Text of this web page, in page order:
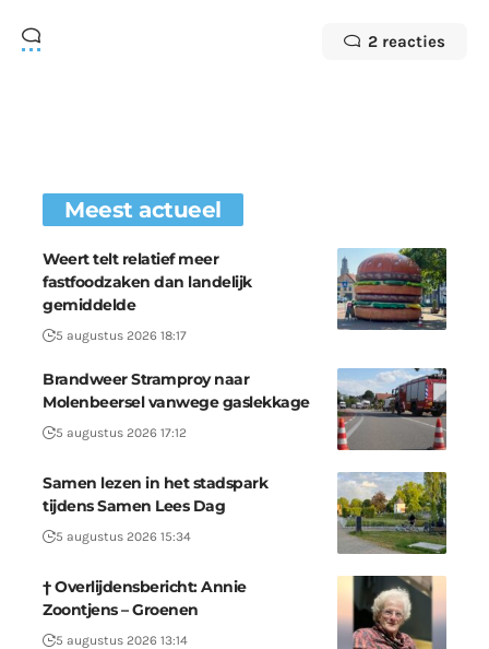
2 reacties
Meest actueel
Weert telt relatief meer
fastfoodzaken dan landelijk
gemiddelde
5 augustus 2026 18:17
Brandweer Stramproy naar
Molenbeersel vanwege gaslekkage
5 augustus 2026 17:12
Samen lezen in het stadspark
tijdens Samen Lees Dag
5 augustus 2026 15:34
† Overlijdensbericht: Annie
Zoontjens – Groenen
5 augustus 2026 13:14